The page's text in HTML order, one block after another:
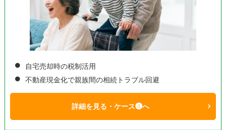
自宅売却時の税制活用
不動産現金化で親族間の相続トラブル回避
詳細を見る・ケース❹へ